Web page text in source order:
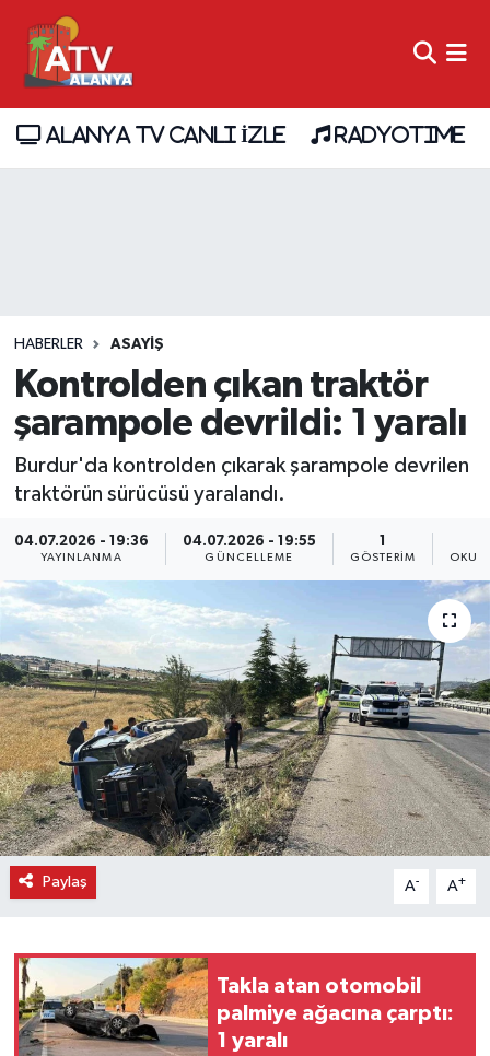
ALANYA TV CANLI İZLE RADYOTIME
HABERLER ASAYİŞ
Kontrolden çıkan traktör
şarampole devrildi: 1 yaralı
Burdur'da kontrolden çıkarak şarampole devrilen
traktörün sürücüsü yaralandı.
04.07.2026 - 19:36
YAYINLANMA
04.07.2026 - 19:55
GÜNCELLEME
1
GÖSTERIM
Paylaş A- A+
Takla atan otomobil
palmiye ağacına çarptı:
1 yaralı